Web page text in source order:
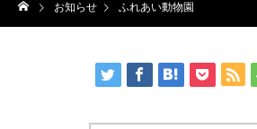
お知らせ ふれあい動物園